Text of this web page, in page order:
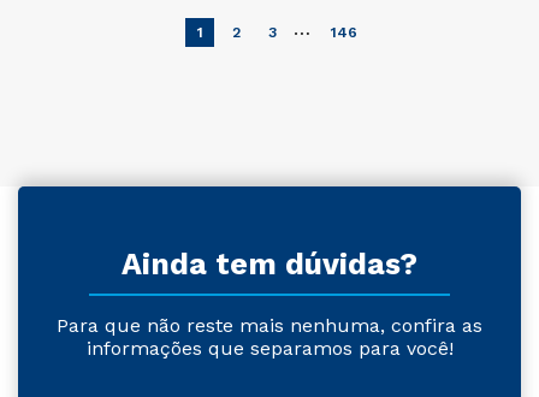
1 2 3 … 146
Ainda tem dúvidas?
Para que não reste mais nenhuma, confira as
informações que separamos para você!